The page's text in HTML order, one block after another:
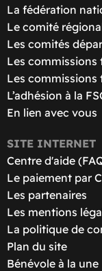
La fédération
Le comité
Les comités
Les commissions
Les commissions
L’adhésion à la
En lien avec vous
SITE INTERNET
Centre d'aide
Le paiement par
Les partenaires
Les mentions
La politique de
Plan du site
Bénévole à la une